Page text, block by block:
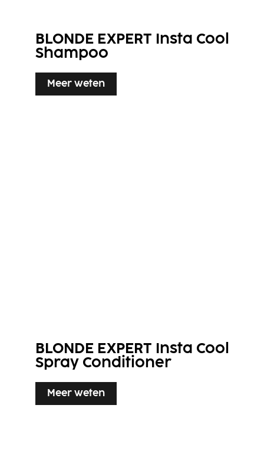
BLONDE EXPERT Insta Cool
Shampoo
Meer weten
BLONDE EXPERT Insta Cool
Spray Conditioner
Meer weten